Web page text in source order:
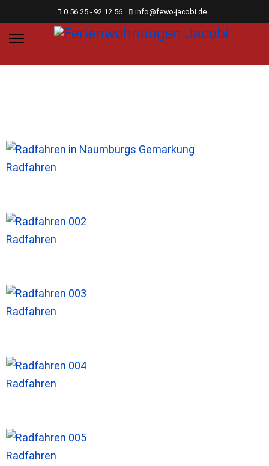
0 56 25 - 92 12 56 info@fewo-jacobi.de
Radfahren
Radfahren
Radfahren
Radfahren
Radfahren